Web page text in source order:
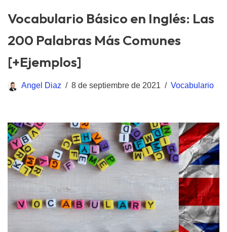
Vocabulario Básico en Inglés: Las
200 Palabras Más Comunes
[+Ejemplos]
Angel Diaz 8 de septiembre de 2021 Vocabulario